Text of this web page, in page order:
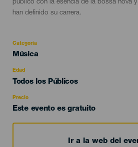
público con la esencia de la bossa nova
han definido su carrera.
Categoría
Categoría
evento
Música
Edad
Edad
Todos los Públicos
Precio
Este evento es gratuito
Ir a la web del